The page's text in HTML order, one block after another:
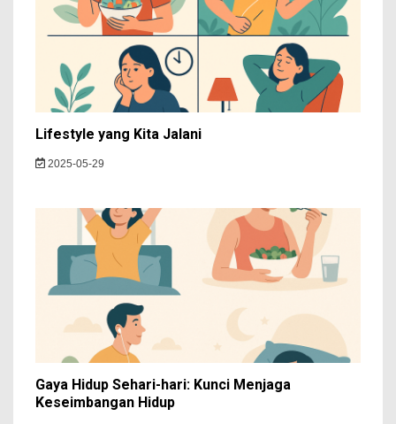
Lifestyle yang Kita Jalani
2025-05-29
Gaya Hidup Sehari-hari: Kunci Menjaga
Keseimbangan Hidup